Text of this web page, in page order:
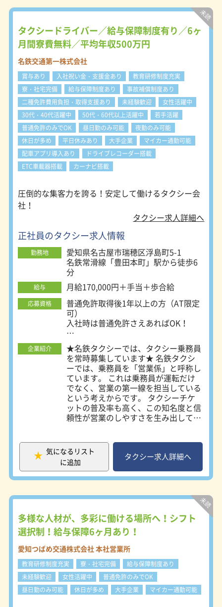
・売上などの目標管理ができる
す。 ●自動配車 配車システムで配車
先に一番近い車両にお迎え指示が入り
ます。 電話でのご注文に加え、最近
ではスマホ配車も増えています。 ●
貸切営業 事前に、時間貸運賃でご予
約をいただきます。 ●指名サービス
お客様から直接ご指名をいただきま
す。 名鉄タクシーのブランド力と営
業係の営業力がモノを言います。 ＜
勤務スタイル＞ 名鉄タクシーの勤務
体系は４つのスタイルに分かれていま
す。 勤務スタイルにより、勤務時
間、公休日、賃金、勤務地が異なりま
す。 ご自身の希望に合った勤務スタ
イル、勤務地を選択して下さい。 ・
隔日勤務 基本的な勤務スタイルで
す。 一回の勤務時間は長くなるもの
り稼いでしっかり休めます。 メリハ
リを持って働きたい方に人気です。
勤務スタイル。シフト制です。 ・夜
に勤務を固定した勤務スタイルです。
（日・月休み） ・昼勤務 朝から夕方
までの勤務。休みは月6～9日。タク
シー未経験の方におすすめです。 ＜
勤務地について＞ 名鉄タクシーは、
名古屋市内に6ヶ所の営業所を置いて
います。 ご自身が希望する勤務地が
選択できます。 ・名鉄交通第一株式
会社 所在地：名古屋市瑞穂区浮島町
5-1 ・名鉄交通第二株式会社 所在地：
名古屋市瑞穂区浮島町5-1 ・名鉄交通
第三株式会社 所在地：名古屋市中川
区東起町3-21-5 ・名鉄交通第四株式
会社 所在地：名古屋市西区あし原町
154 ・愛電交通株式会社 所在地：名
古屋市昭和区鶴舞2-7-9 ・名鉄名古屋
タクシー株式会社 所在地：名古屋市
中川区万場2-230 ※各営業所により若
干勤務時間等が異なります。詳細は会
社説明会、又は面接時にお伝えしま
則名鉄交通第一、又は名鉄交通第二で
のご案内になります。
タクシードライバー／給与保障制度有り／6ヶ
月間寮費無料／平均年収500万円
名鉄交通第一株式会社
賞与あり 入社祝い金・支援金あり
教育研修制度充実
寮・社宅完備
給与保障制度あり
事故補償制度あり
二種免許費用負担・取得支援あり
未経験歓迎
女性活躍中
30代・40代活躍中
50代・60代以上活躍中
若手活躍
普通免許のみでOK
昼日勤のみ可能
夜勤のみ可能
休日が多め
平日休みあり 大手企業
マイカー通勤可能
配車アプリ導入あり
ドライブレコーダー搭載
ETC車載器搭載
カーナビ搭載
圧倒的な集客力を誇る！安定して働けるタクシー会
社！
タクシー求人詳細へ
正社員のタクシー求人情報
勤務地
愛知県名古屋市瑞穂区浮島町5-1
名鉄常滑線「豊田本町」駅から徒歩6
分
給与 月給170,000円＋手当＋歩合給
応募資格
普通免許取得後1年以上の方（AT限定
可）
入社時は普通免許さえあればOK！
■未経験者積極採用中！
■性別・学歴一切不問
☆未経験でも稼いでいきたい方
☆歩合制でも安定した収入を得たい方
上記のような方も大歓迎です！
～こんな人が向いています～
・接客が好きな人
・人に感謝されるのが好きな人
・一人で仕事がしたい人
～あると良いスキル～
・道を覚えるのが得意
・売上などの目標管理ができる
企業紹介
★名鉄タクシーでは、タクシー乗務員
を常時募集しています★ 名鉄タクシ
ーでは、乗務員を「営業係」と呼称し
ています。 これは乗務員が運転だけ
でなく、営業の第一線を担当している
という考えからです。 タクシーチケ
ットの普及率も高く、この知名度と信
頼性が営業のしやすさを生み出してい
ます。 名鉄タクシーのブランド力を
発揮した営業ができます。 ●待機営
業 駅や病院、ホテルなどの待機場所
でお客様をお待ちします。 会社独自
す。 ●自動配車 配車システムで配車
先に一番近い車両にお迎え指示が入り
ます。 電話でのご注文に加え、最近
ではスマホ配車も増えています。 ●
貸切営業 事前に、時間貸運賃でご予
約をいただきます。 ●指名サービス
お客様から直接ご指名をいただきま
す。 名鉄タクシーのブランド力と営
業係の営業力がモノを言います。 ＜
勤務スタイル＞ 名鉄タクシーの勤務
体系は４つのスタイルに分かれていま
気になるリスト
に追加
タクシー求人詳細へ
多様な人材が、多彩に働ける場所へ！シフト
選択制！給与保障6ヶ月あり！
愛知つばめ交通株式会社 本社営業所
教育研修制度充実 寮・社宅完備
給与保障制度あり
未経験歓迎
女性活躍中
普通免許のみでOK
昼日勤のみ可能
休日が多め 大手企業 マイカー通勤可能